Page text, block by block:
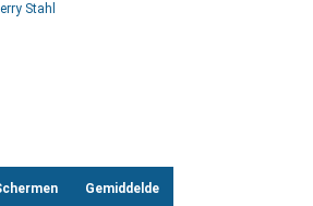
Stahl
Gemiddelde